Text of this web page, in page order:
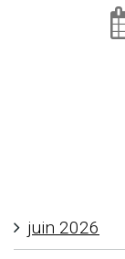
juin 2026